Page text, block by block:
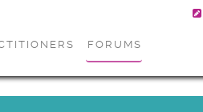
FORUMS